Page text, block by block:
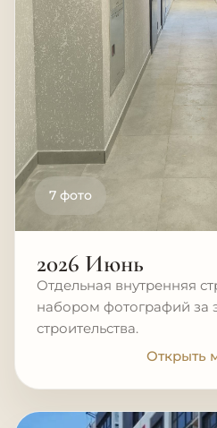
7 фото
2026 Июнь
Отдельная внутренняя
набором фотографий за
строительства.
Открыть